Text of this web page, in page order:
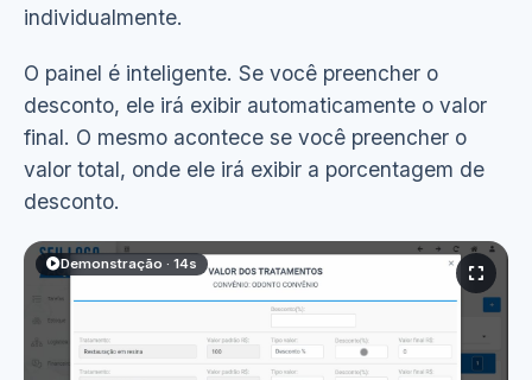
individualmente.
O painel é inteligente. Se você preencher o
desconto, ele irá exibir automaticamente o valor
final. O mesmo acontece se você preencher o
valor total, onde ele irá exibir a porcentagem de
desconto.
Demonstração · 14s